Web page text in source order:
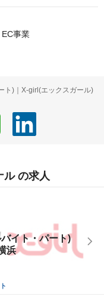
事業
ト)｜X-girl(エックスガール)
ル の求人
イト・パート)
浜